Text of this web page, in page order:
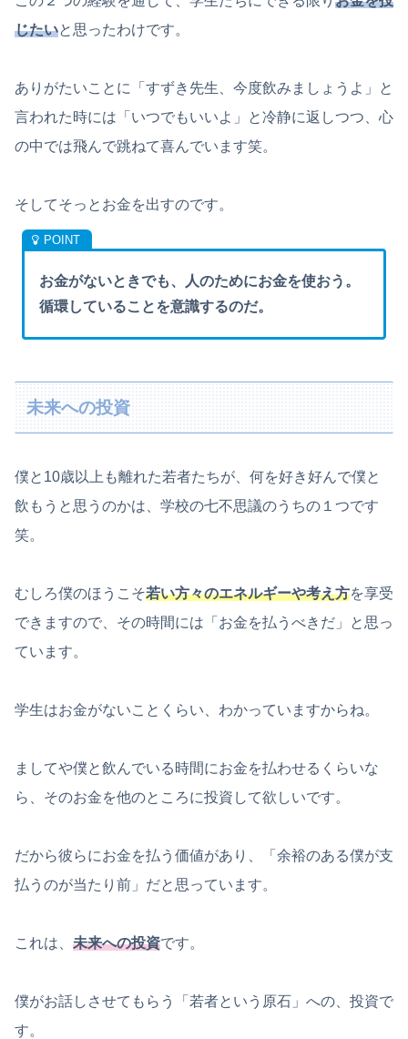
じたいと思ったわけです。
ありがたいことに「すずき先生、今度飲みましょうよ」と
言われた時には「いつでもいいよ」と冷静に返しつつ、心
の中では飛んで跳ねて喜んでいます笑。
そしてそっとお金を出すのです。
お金がないときでも、人のためにお金を使おう。
循環していることを意識するのだ。
未来への投資
僕と10歳以上も離れた若者たちが、何を好き好んで僕と
飲もうと思うのかは、学校の七不思議のうちの１つです
笑。
むしろ僕のほうこそ若い方々のエネルギーや考え方を享受
できますので、その時間には「お金を払うべきだ」と思っ
ています。
学生はお金がないことくらい、わかっていますからね。
ましてや僕と飲んでいる時間にお金を払わせるくらいな
ら、そのお金を他のところに投資して欲しいです。
だから彼らにお金を払う価値があり、「余裕のある僕が支
払うのが当たり前」だと思っています。
これは、 未来への投資です。
僕がお話しさせてもらう「若者という原石」への、投資で
す。